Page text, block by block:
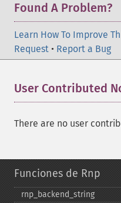
Found A Problem?
Learn How To Improve
Request • Report a Bug
User Contributed
There are no user
Funciones de Rnp
rnp_​backend_​string